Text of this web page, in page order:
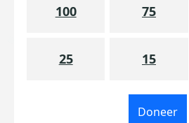
100 75
25 15
Doneer